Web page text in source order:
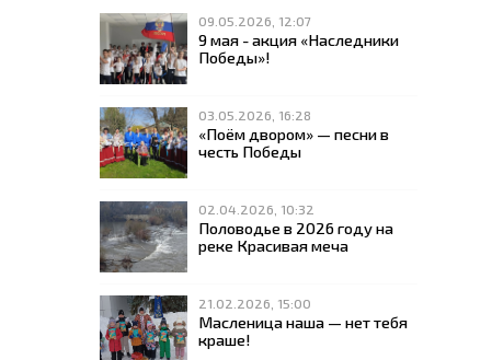
09.05.2026, 12:07
9 мая - акция «Наследники
Победы»!
03.05.2026, 16:28
«Поём двором» — песни в
честь Победы
02.04.2026, 10:32
Половодье в 2026 году на
реке Красивая меча
21.02.2026, 15:00
Масленица наша — нет тебя
краше!